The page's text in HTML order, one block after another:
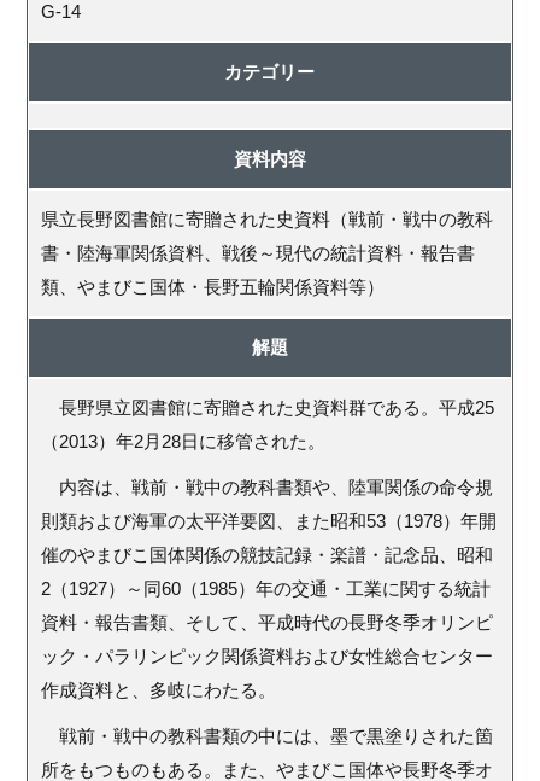
G-14
カテゴリー
資料内容
県立長野図書館に寄贈された史資料（戦前・戦中の教科
書・陸海軍関係資料、戦後～現代の統計資料・報告書
類、やまびこ国体・長野五輪関係資料等）
解題
長野県立図書館に寄贈された史資料群である。平成25
（2013）年2月28日に移管された。
内容は、戦前・戦中の教科書類や、陸軍関係の命令規
則類および海軍の太平洋要図、また昭和53（1978）年開
催のやまびこ国体関係の競技記録・楽譜・記念品、昭和
2（1927）～同60（1985）年の交通・工業に関する統計
資料・報告書類、そして、平成時代の長野冬季オリンピ
ック・パラリンピック関係資料および女性総合センター
作成資料と、多岐にわたる。
戦前・戦中の教科書類の中には、墨で黒塗りされた箇
所をもつものもある。また、やまびこ国体や長野冬季オ